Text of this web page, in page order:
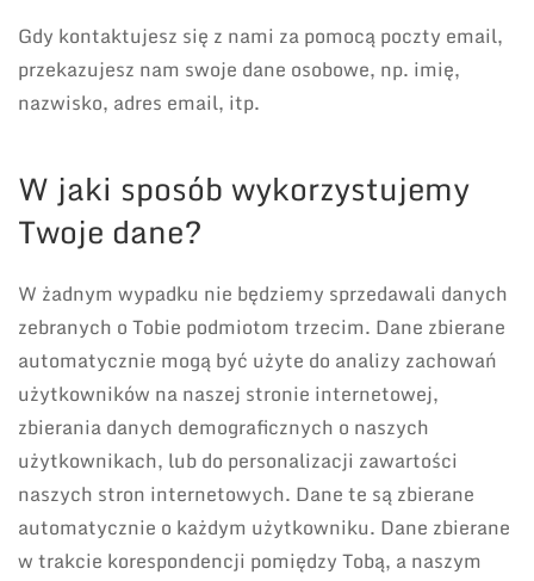
Gdy kontaktujesz się z nami za pomocą poczty email,
przekazujesz nam swoje dane osobowe, np. imię,
nazwisko, adres email, itp.
W jaki sposób wykorzystujemy
Twoje dane?
W żadnym wypadku nie będziemy sprzedawali danych
zebranych o Tobie podmiotom trzecim. Dane zbierane
automatycznie mogą być użyte do analizy zachowań
użytkowników na naszej stronie internetowej,
zbierania danych demograficznych o naszych
użytkownikach, lub do personalizacji zawartości
naszych stron internetowych. Dane te są zbierane
automatycznie o każdym użytkowniku. Dane zbierane
w trakcie korespondencji pomiędzy Tobą, a naszym